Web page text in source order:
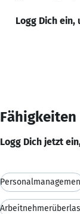
Logg Dich ein,
Logg Dich jetzt